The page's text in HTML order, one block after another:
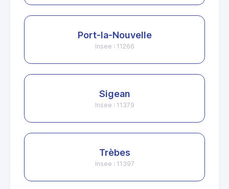
Port-la-Nouvelle
Insee : 11266
Sigean
Insee : 11379
Trèbes
Insee : 11397